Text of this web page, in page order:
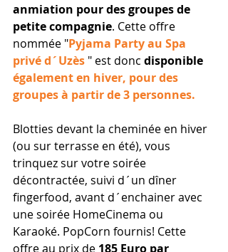
anmiation pour des groupes de
petite compagnie. Cette offre
nommée "Pyjama Party au Spa
privé d´Uzès " est donc disponible
également en hiver, pour des
groupes à partir de 3 personnes.
Blotties devant la cheminée en hiver
(ou sur terrasse en été), vous
trinquez sur votre soirée
décontractée, suivi d´un dîner
fingerfood, avant d´enchainer avec
une soirée HomeCinema ou
Karaoké. PopCorn fournis! Cette
offre au prix de 185 Euro par